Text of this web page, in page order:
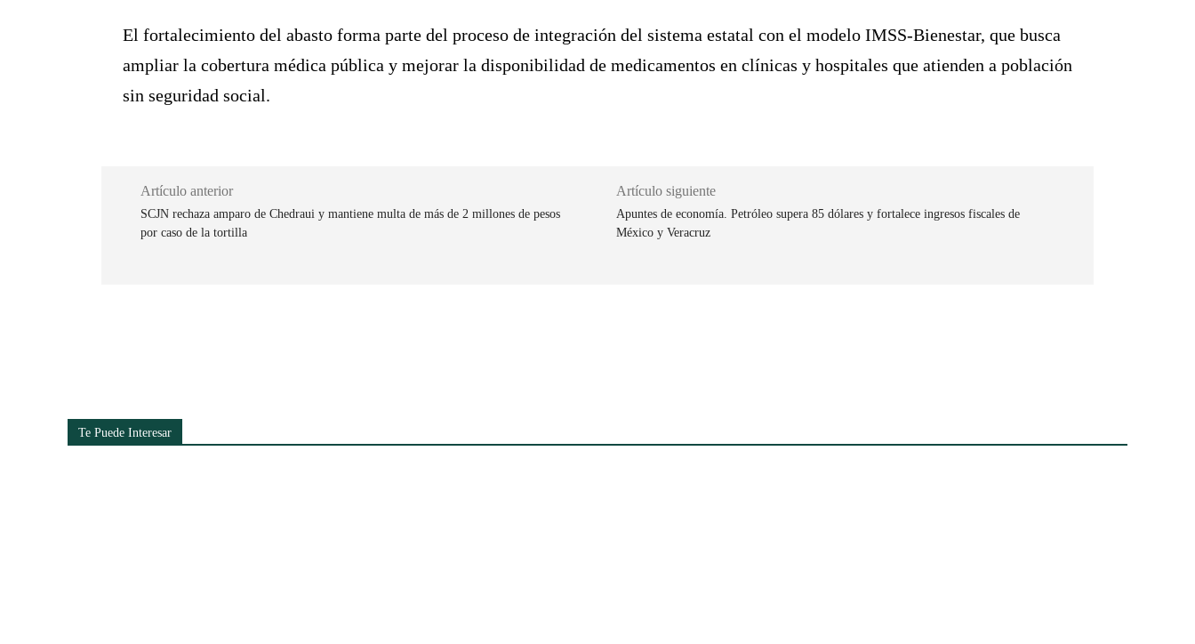
El fortalecimiento del abasto forma parte del proceso de integración del sistema estatal con el modelo IMSS-Bienestar, que busca
ampliar la cobertura médica pública y mejorar la disponibilidad de medicamentos en clínicas y hospitales que atienden a población
sin seguridad social.
Artículo anterior
SCJN rechaza amparo de Chedraui y mantiene multa de más de 2 millones de pesos
por caso de la tortilla
Artículo siguiente
Apuntes de economía. Petróleo supera 85 dólares y fortalece ingresos fiscales de
México y Veracruz
Te Puede Interesar